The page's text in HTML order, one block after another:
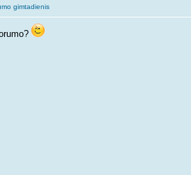
gimtadienis